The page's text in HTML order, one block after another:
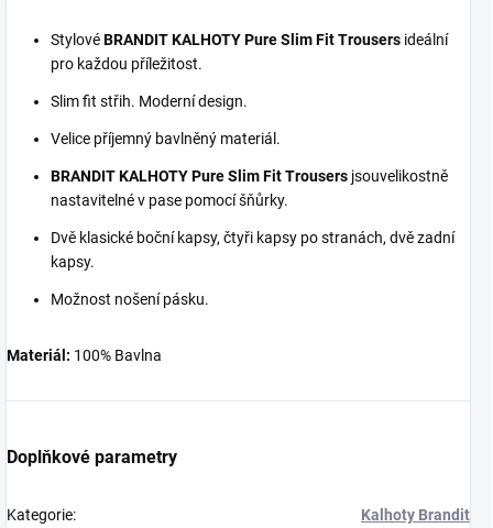
StylovéBRANDIT KALHOTY Pure Slim Fit Trousers ideální
pro každou příležitost.
Slim fit střih. Moderní design.
Velice příjemný bavlněný materiál.
BRANDIT KALHOTY Pure Slim Fit Trousers jsouvelikostně
nastavitelné v pase pomocí šňůrky.
Dvě klasické boční kapsy, čtyři kapsy po stranách, dvě zadní
kapsy.
Možnost nošení pásku.
Materiál: 100% Bavlna
Doplňkové parametry
Kategorie: Kalhoty Brandit